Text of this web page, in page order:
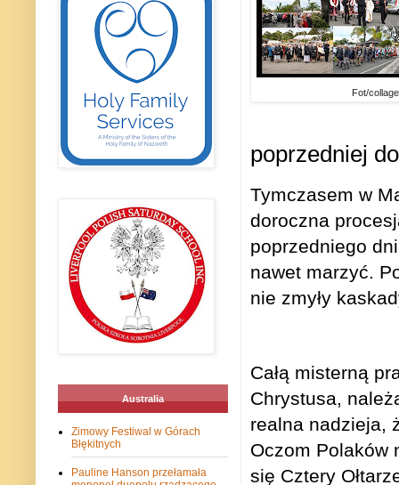
Fot/
poprzedniej
Tymczasem w
doroczna
poprzedniego
nawet marzyć.
nie zmyły
Całą misterną
Chrystusa,
realna nadzieja,
Oczom Polaków
się Cztery
Australia
Zimowy Festiwal w Górach
Błękitnych
Pauline Hanson przełamała